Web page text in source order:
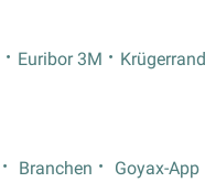
Euribor 3M
Branchen Goyax-App